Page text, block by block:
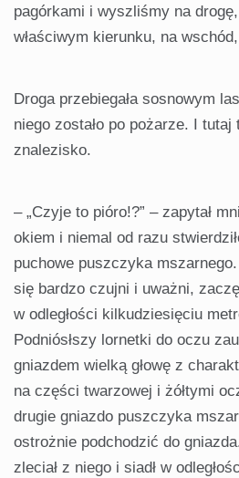
pagórkami i wyszliśmy na
właściwym kierunku, na
Droga przebiegała sosnowym
niego zostało po pożarze. I tutaj
znalezisko.
– „Czyje to pióro!?” – zapytał
okiem i niemal od razu
puchowe puszczyka
się bardzo czujni i uważni,
w odległości kilku­dziesięciu
Podniósłszy lornetki do oczu
gniazdem wielką głowę z
na części twarzowej i żółtymi
drugie gniazdo puszczyka
ostrożnie podchodzić do
zleciał z niego i siadł w